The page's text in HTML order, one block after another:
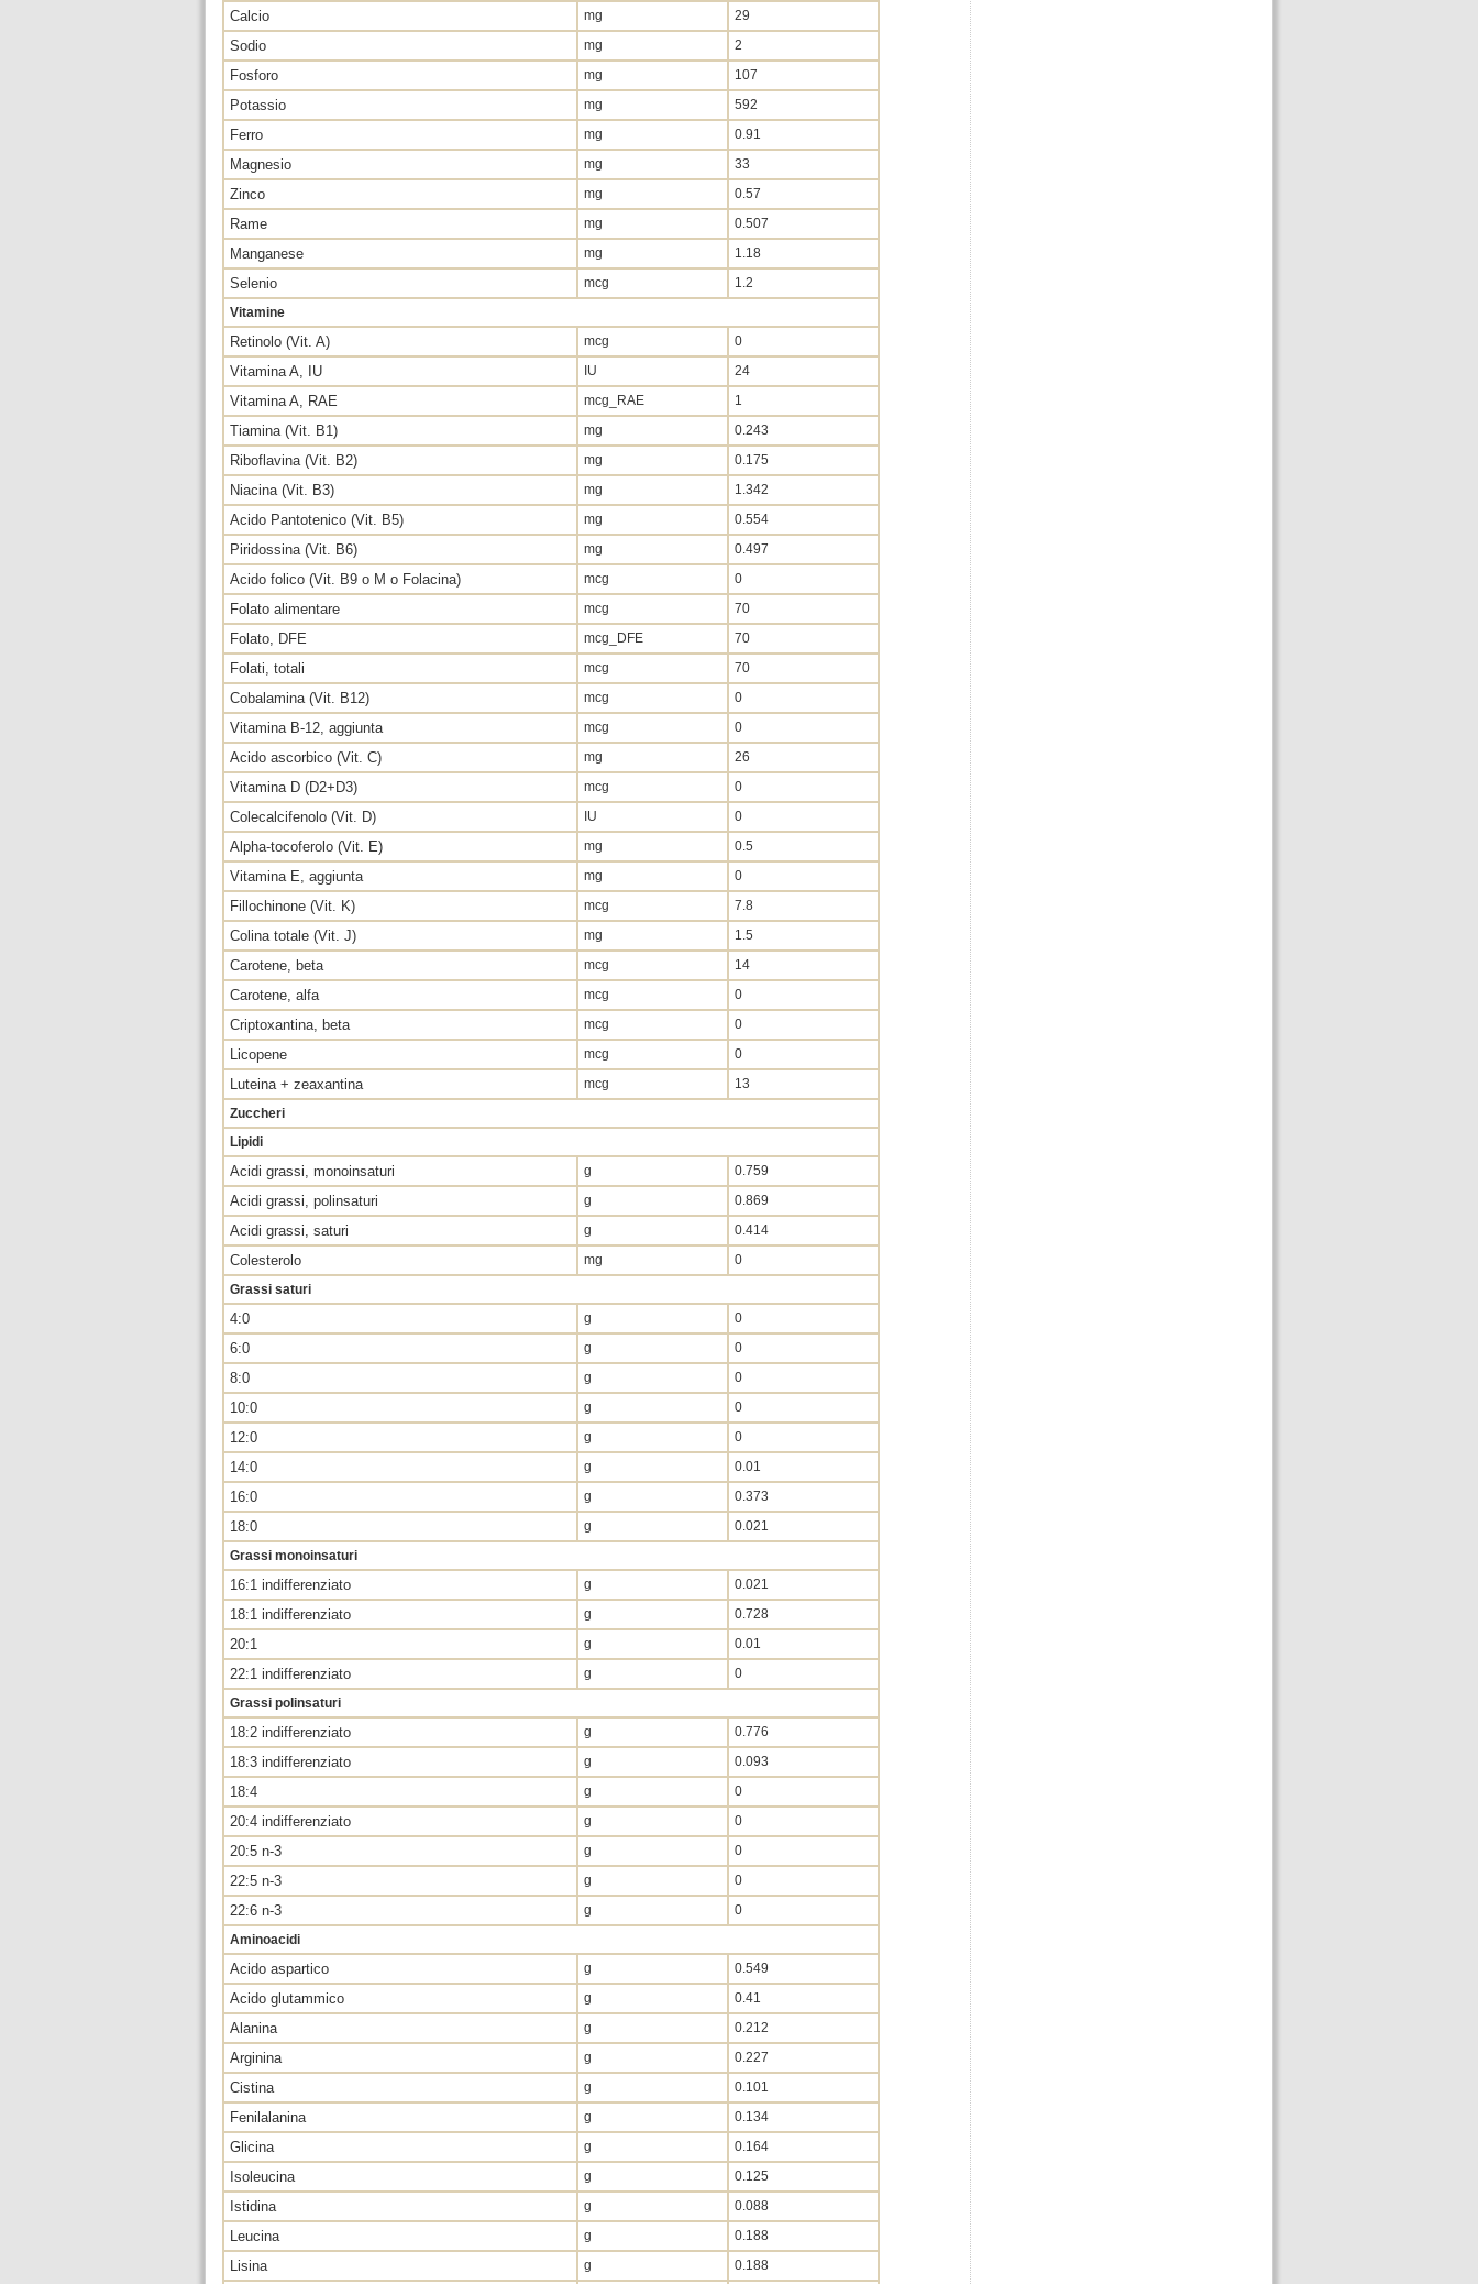
Calcio mg 29
Sodio mg 2
Fosforo mg 107
Potassio mg 592
Ferro mg 0.91
Magnesio mg 33
Zinco mg 0.57
Rame mg 0.507
Manganese mg 1.18
Selenio mcg
1.2
Vitamine
Retinolo (Vit. A) mcg 0
Vitamina A, IU IU 24
Vitamina A, RAE mcg_RAE 1
Tiamina (Vit. B1) mg 0.243
Riboflavina (Vit. B2) mg 0.175
Niacina (Vit. B3) mg 1.342
Acido Pantotenico (Vit. B5) mg 0.554
Piridossina (Vit. B6) mg 0.497
Acido folico (Vit. B9 o M o Folacina) mcg 0
Folato alimentare mcg 70
Folato, DFE mcg_DFE 70
Folati, totali mcg 70
Cobalamina (Vit. B12) mcg 0
Vitamina B-12, aggiunta mcg 0
Acido ascorbico (Vit. C) mg 26
Vitamina D (D2+D3) mcg 0
Colecalcifenolo (Vit. D) IU 0
Alpha-tocoferolo (Vit. E) mg 0.5
Vitamina E, aggiunta mg 0
Fillochinone (Vit. K) mcg 7.8
Colina totale (Vit. J) mg 1.5
Carotene, beta mcg 14
Carotene, alfa mcg 0
Criptoxantina, beta mcg 0
Licopene mcg 0
Luteina + zeaxantina mcg
13
Zuccheri
Lipidi
Acidi grassi, monoinsaturi g 0.759
Acidi grassi, polinsaturi g 0.869
Acidi grassi, saturi g 0.414
Colesterolo mg
0
Grassi saturi
4:0 g 0
6:0 g 0
8:0 g 0
10:0 g 0
12:0 g 0
14:0 g 0.01
16:0 g 0.373
18:0 g
0.021
Grassi monoinsaturi
16:1 indifferenziato g 0.021
18:1 indifferenziato g 0.728
20:1 g 0.01
22:1 indifferenziato g
0
Grassi polinsaturi
18:2 indifferenziato g 0.776
18:3 indifferenziato g 0.093
18:4 g 0
20:4 indifferenziato g 0
20:5 n-3 g 0
22:5 n-3 g 0
22:6 n-3 g
0
Aminoacidi
Acido aspartico g 0.549
Acido glutammico g 0.41
Alanina g 0.212
Arginina g 0.227
Cistina g 0.101
Fenilalanina g 0.134
Glicina g 0.164
Isoleucina g 0.125
Istidina g 0.088
Leucina g 0.188
Lisina g 0.188